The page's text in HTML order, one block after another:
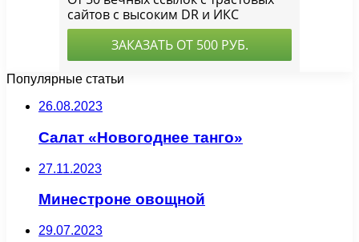
Популярные статьи
26.08.2023
Салат «Новогоднее танго»
27.11.2023
Минестроне овощной
29.07.2023